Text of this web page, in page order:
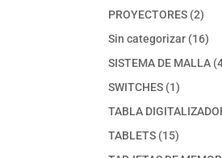
PROYECTORES 22
Sin categorizar 1616
SISTEMA DE MALLA
SWITCHES 11
producto
TABLA
TABLETS 1515